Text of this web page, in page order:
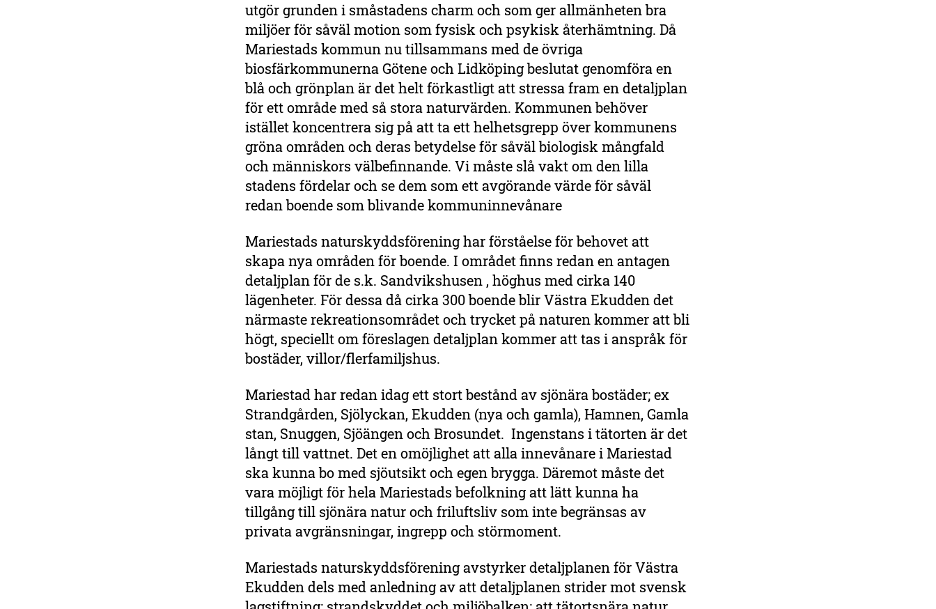
utgör grunden i småstadens charm och som ger allmänheten bra
miljöer för såväl motion som fysisk och psykisk återhämtning. Då
Mariestads kommun nu tillsammans med de övriga
biosfärkommunerna Götene och Lidköping beslutat genomföra en
blå och grönplan är det helt förkastligt att stressa fram en detaljplan
för ett område med så stora naturvärden. Kommunen behöver
istället koncentrera sig på att ta ett helhetsgrepp över kommunens
gröna områden och deras betydelse för såväl biologisk mångfald
och människors välbefinnande. Vi måste slå vakt om den lilla
stadens fördelar och se dem som ett avgörande värde för såväl
redan boende som blivande kommuninnevånare
Mariestads naturskyddsförening har förståelse för behovet att
skapa nya områden för boende. I området finns redan en antagen
detaljplan för de s.k. Sandvikshusen , höghus med cirka 140
lägenheter. För dessa då cirka 300 boende blir Västra Ekudden det
närmaste rekreationsområdet och trycket på naturen kommer att bli
högt, speciellt om föreslagen detaljplan kommer att tas i anspråk för
bostäder, villor/flerfamiljshus.
Mariestad har redan idag ett stort bestånd av sjönära bostäder; ex
Strandgården, Sjölyckan, Ekudden (nya och gamla), Hamnen, Gamla
stan, Snuggen, Sjöängen och Brosundet. Ingenstans i tätorten är det
långt till vattnet. Det en omöjlighet att alla innevånare i Mariestad
ska kunna bo med sjöutsikt och egen brygga. Däremot måste det
vara möjligt för hela Mariestads befolkning att lätt kunna ha
tillgång till sjönära natur och friluftsliv som inte begränsas av
privata avgränsningar, ingrepp och störmoment.
Mariestads naturskyddsförening avstyrker detaljplanen för Västra
Ekudden dels med anledning av att detaljplanen strider mot svensk